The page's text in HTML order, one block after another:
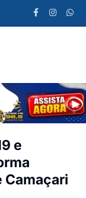
e
Camaçari